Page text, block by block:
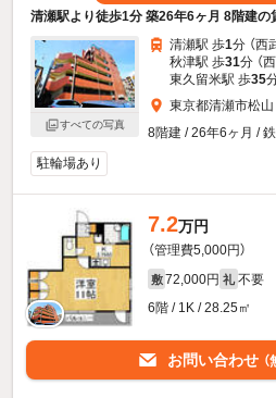
清瀬駅より徒歩1分 築26年6ヶ月 8階建の
すべての写真
清瀬駅 歩1分 （西
秋津駅 歩31分 （
東久留米駅 歩35
東京都清瀬市松山
8階建 / 26年6ヶ月 /
駐輪場あり
7.2万円
（管理費5,000円）
敷 72,000円 礼 不要
6階 / 1K / 28.25㎡
お問い合わせ （